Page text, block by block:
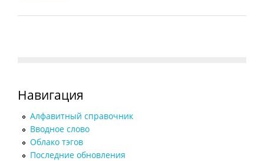
Навигация
Алфавитный справочник
Вводное слово
Облако тэгов
Последние обновления